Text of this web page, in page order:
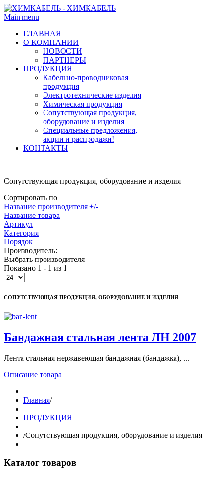
Main menu
ГЛАВНАЯ
О КОМПАНИИ
НОВОСТИ
ПАРТНЕРЫ
ПРОДУКЦИЯ
Кабельно-проводниковая
продукция
Электротехнические изделия
Химическая продукция
Сопутствующая продукция,
оборудование и изделия
Специальные предложения,
акции и распродажи!
КОНТАКТЫ
Сопутствующая продукция, оборудование и изделия
Сортировать по
Название производителя +/-
Название товара
Артикул
Категория
Порядок
Производитель:
Выбрать производителя
Показано 1 - 1 из 1
СОПУТСТВУЮЩАЯ ПРОДУКЦИЯ, ОБОРУДОВАНИЕ И ИЗДЕЛИЯ
Бандажная стальная лента ЛН 2007
Лента стальная нержавеющая бандажная (бандажка), ...
Описание товара
Главная/
ПРОДУКЦИЯ
/Сопутствующая продукция, оборудование и изделия
Каталог товаров